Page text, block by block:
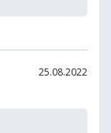
25.08.2022